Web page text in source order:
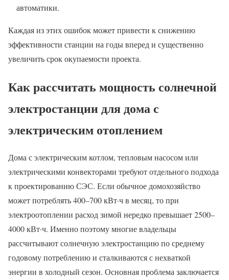
автоматики.
Каждая из этих ошибок может привести к снижению
эффективности станции на годы вперед и существенно
увеличить срок окупаемости проекта.
Как рассчитать мощность солнечной
электростанции для дома с
электрическим отоплением
Дома с электрическим котлом, тепловым насосом или
электрическими конвекторами требуют отдельного подхода
к проектированию СЭС. Если обычное домохозяйство
может потреблять 400–700 кВт·ч в месяц, то при
электроотоплении расход зимой нередко превышает 2500–
4000 кВт·ч. Именно поэтому многие владельцы
рассчитывают солнечную электростанцию по среднему
годовому потреблению и сталкиваются с нехваткой
энергии в холодный сезон. Основная проблема заключается